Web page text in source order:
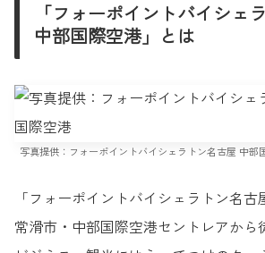
「フォーポイントバイシェ
中部国際空港」とは
写真提供：フォーポイントバイシェラトン名古屋 中部
「フォーポイントバイシェラトン名
常滑市・中部国際空港セントレアから